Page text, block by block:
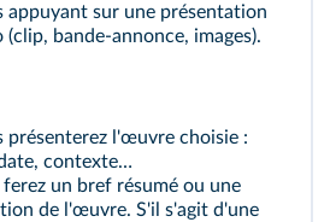
appuyant sur une présentation
bande-annonce, images).
présenterez l'œuvre choisie :
contexte…
ferez un bref résumé ou une
de l'œuvre. S'il s'agit d'une